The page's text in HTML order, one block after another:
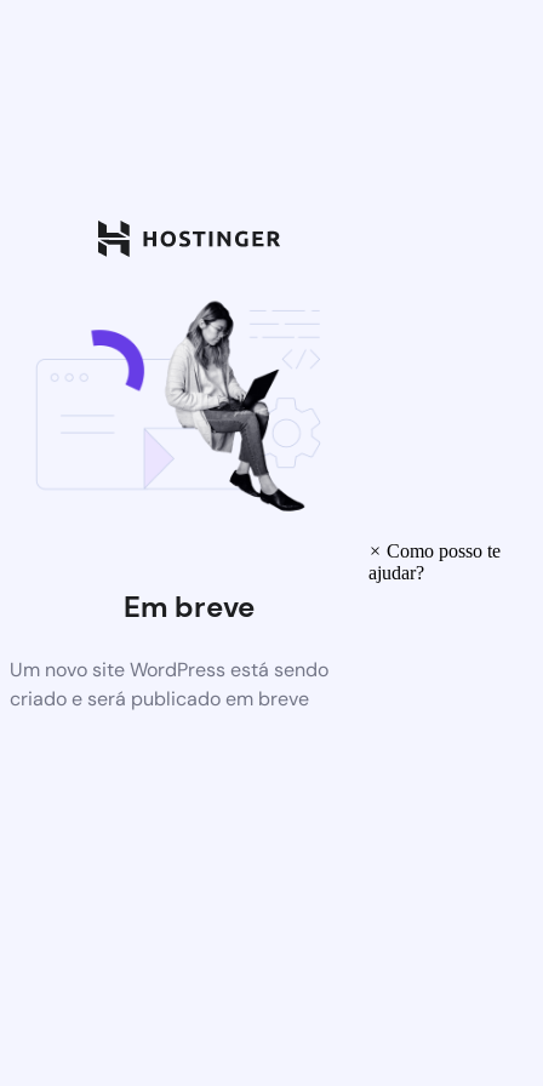
Em breve
Um novo site WordPress está sendo
criado e será publicado em breve
× Como posso te
ajudar?